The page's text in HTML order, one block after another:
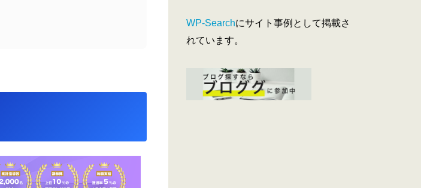
WP-Searchにサイト事例として掲載さ
れています。